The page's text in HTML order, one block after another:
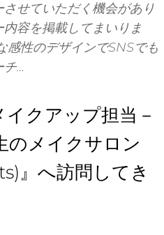
せていただく機会があり
容を掲載してまいりま
感性のデザインでSNSでも
チ…
クアップ担当－
のメイクサロン
』へ訪問してき